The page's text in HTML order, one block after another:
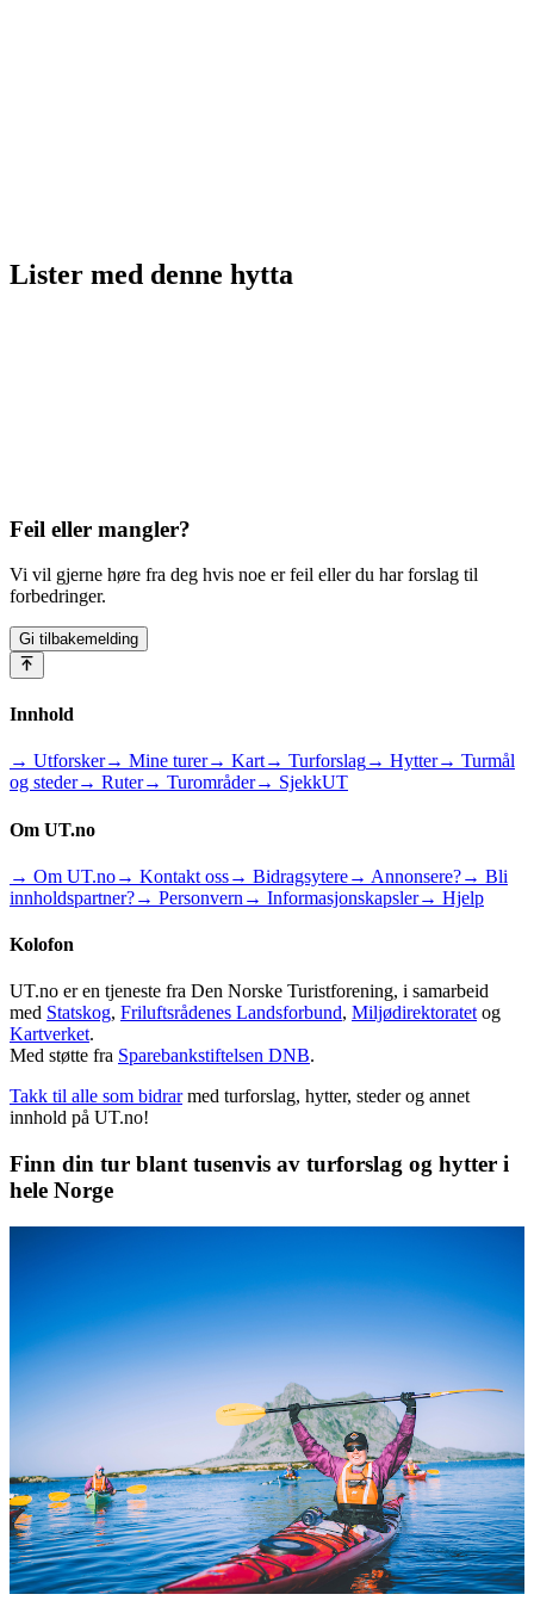
Lister med denne hytta
Feil eller mangler?
Vi vil gjerne høre fra deg hvis noe er feil eller du har forslag til
forbedringer.
Gi tilbakemelding
Innhold
→ Utforsker→ Mine turer→ Kart→ Turforslag→ Hytter→ Turmål
og steder→ Ruter→ Turområder→ SjekkUT
Om UT.no
→ Om UT.no→ Kontakt oss→ Bidragsytere→ Annonsere?→ Bli
innholdspartner?→ Personvern → Informasjonskapsler→ Hjelp
Kolofon
UT.no er en tjeneste fra Den Norske Turistforening, i samarbeid
med Statskog, Friluftsrådenes Landsforbund, Miljødirektoratet og
Kartverket.
Med støtte fra Sparebankstiftelsen DNB.
Takk til alle som bidrar med turforslag, hytter, steder og annet
innhold på UT.no!
Finn din tur blant tusenvis av turforslag og hytter i
hele Norge